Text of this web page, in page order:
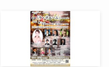
31日締切
2026年8月8日